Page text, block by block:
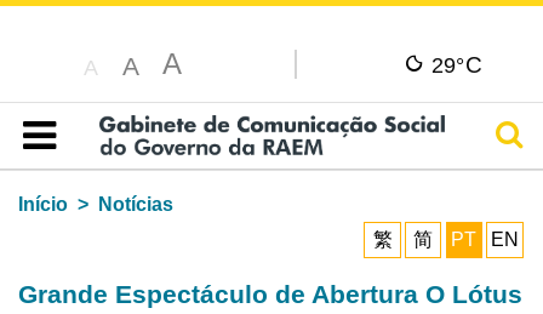
A A A 29°C
Índice
Início
Notícias
繁
简 PT EN
Grande Espectáculo de Abertura O Lótus